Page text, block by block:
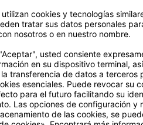
de
también es
puntas de los dedos
distintivo CE Clase IIa.